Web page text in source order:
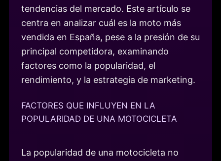
tendencias del mercado. Este artículo se
centra en analizar cuál es la moto más
vendida en España, pese a la presión de su
principal competidora, examinando
factores como la popularidad, el
rendimiento, y la estrategia de marketing.
FACTORES QUE INFLUYEN EN LA
POPULARIDAD DE UNA MOTOCICLETA
La popularidad de una motocicleta no